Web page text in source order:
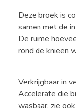
Deze broek is
samen met de
De ruime
rond de knieën
Verkrijgbaar in
Accelerate die
wasbaar, zie